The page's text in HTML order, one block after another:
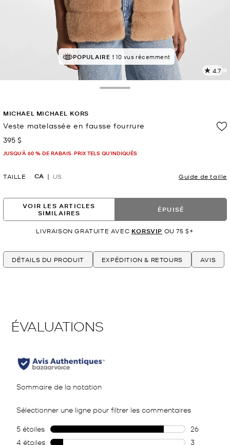
À SUCCÈS!Classé 5 étoiles par 84 % des clients
POPULAIRE ! 10 vus récemment
4.7
MICHAEL MICHAEL KORS
Veste matelassée en fausse fourrure
maintenant
395 $
JUSQU’À 60 % DE RABAIS. PRIX TELS QU'INDIQUÉS
TAILLE CA US Guide de taille
VOIR LES ARTICLES
SIMILAIRES
ÉPUISÉ
LIVRAISON GRATUITE AVEC KORSVIP OU 75 $+
DÉTAILS DU PRODUIT EXPÉDITION & RETOURS AVIS